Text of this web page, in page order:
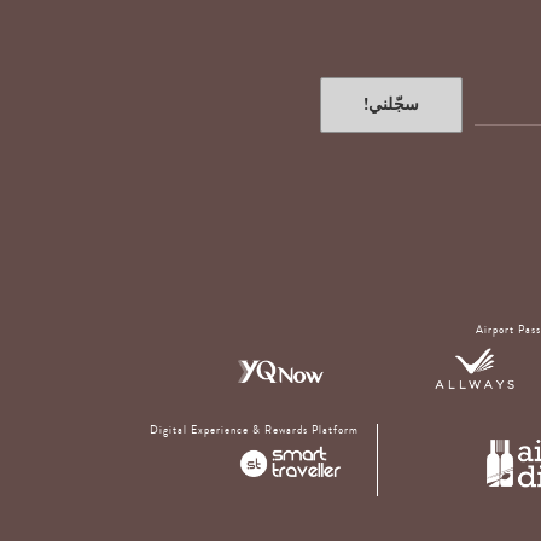
سجّلني!
Airport
Digital Experience & Rewards Platform